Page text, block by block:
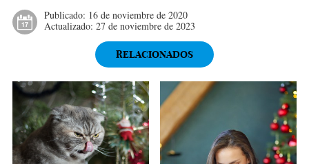
Publicado: 16 de noviembre de 2020
Actualizado: 27 de noviembre de 2023
RELACIONADOS